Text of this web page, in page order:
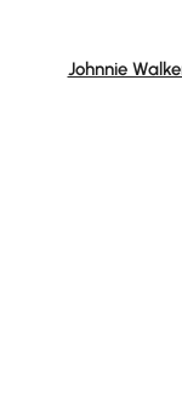
Durchschnittliche
Johnnie